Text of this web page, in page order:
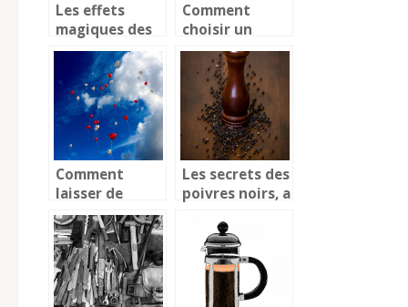
Les effets
magiques des
fruits à coque
Comment
choisir un
gaufrier ?
Comparez et
trouvez le
meilleur
Comment
laisser de
beaux
souvenirs a vos
invites
Les secrets des
poivres noirs, a